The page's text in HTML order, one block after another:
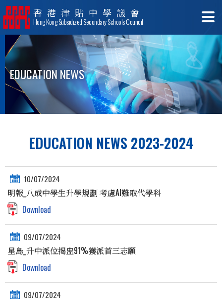
香港津貼中學議會
Hong Kong Subsidized Secondary Schools Council
EDUCATION NEWS
EDUCATION NEWS 2023-2024
10/07/2024
明報_八成中學生升學規劃 考慮AI難取代學科
Download
09/07/2024
星島_升中派位揭盅91%獲派首三志願
Download
09/07/2024